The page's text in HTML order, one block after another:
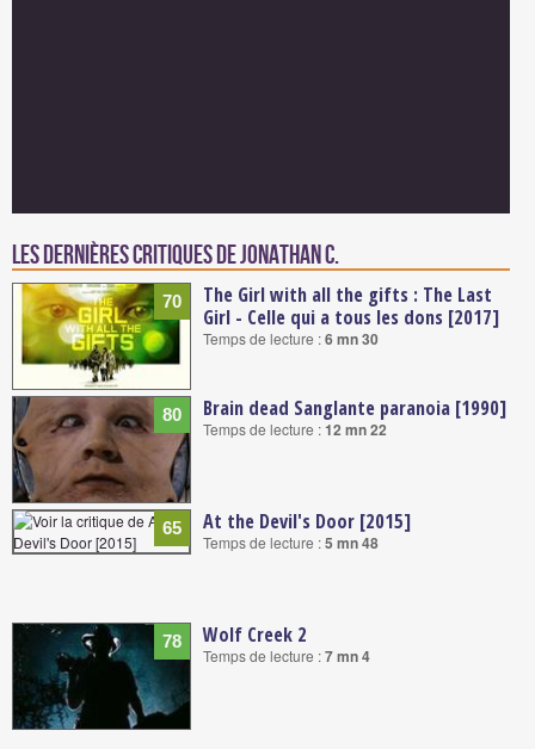
Les dernières critiques de Jonathan C.
70
The Girl with all the gifts : The Last
Girl - Celle qui a tous les dons [2017]
Temps de lecture :6 mn 30
80 Brain dead Sanglante paranoia [1990]
Temps de lecture :12 mn 22
65 At the Devil's Door [2015]
Temps de lecture :5 mn 48
78 Wolf Creek 2
Temps de lecture :7 mn 4